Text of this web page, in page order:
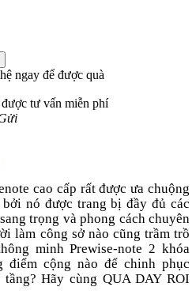
ngay để được quà
tư vấn miễn phí
cao cấp rất được ưa chuộng
nó được trang bị đầy đủ các
trọng và phong cách chuyên
làm công sở nào cũng trầm trồ
minh Prewise-note 2 khóa
điểm cộng nào để chinh phục
Hãy cùng QUA DAY ROI